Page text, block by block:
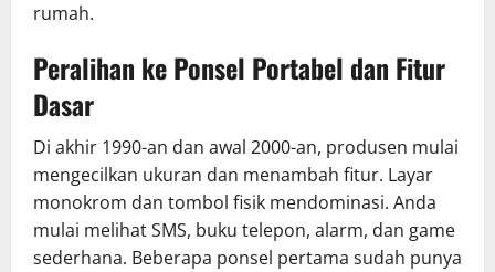
rumah.
Peralihan ke Ponsel Portabel dan Fitur
Dasar
Di akhir 1990-an dan awal 2000-an, produsen mulai
mengecilkan ukuran dan menambah fitur. Layar
monokrom dan tombol fisik mendominasi. Anda
mulai melihat SMS, buku telepon, alarm, dan game
sederhana. Beberapa ponsel pertama sudah punya